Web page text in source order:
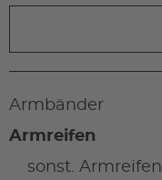
Armbänder
Armreifen
sonst. Armreifen